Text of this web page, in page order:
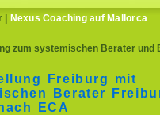
| Nexus Coaching auf Mallorca
zum systemischen Berater
Freiburg mit
Berater
ECA